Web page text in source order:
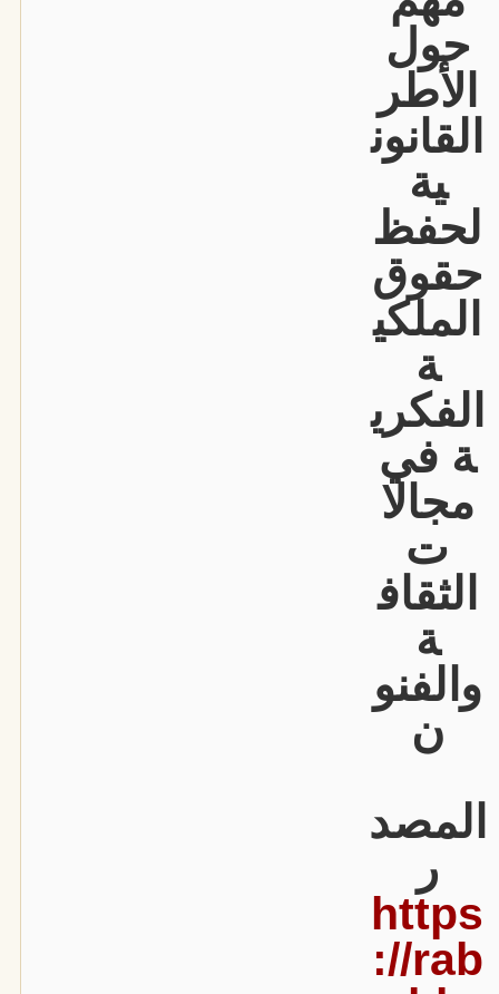
حول
الأطر
القانون
ية
لحفظ
حقوق
الملكي
ة
الفكري
ة في
مجالا
ت
الثقاف
ة
والفنو
ن
المصد
ر
https
://rab